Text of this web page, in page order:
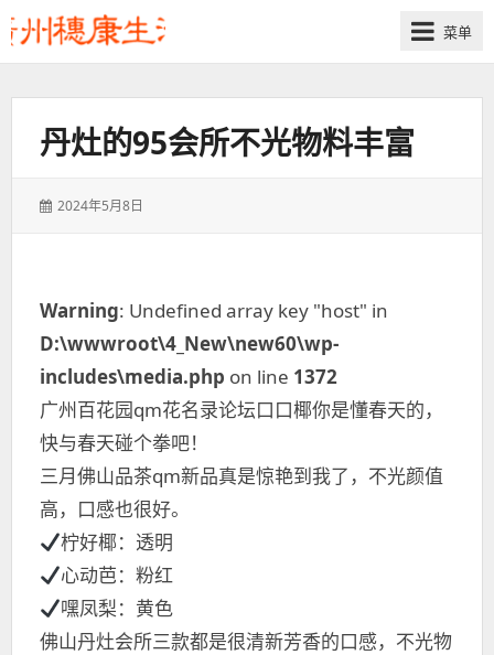
菜单
丹灶的95会所不光物料丰富
发
2024年5月8日
Warning: Undefined array key "host" in
D:\wwwroot\4_New\new60\wp-
includes\media.php on line 1372
广州百花园qm花名录论坛口口椰你是懂春天的，
快与春天碰个拳吧！
三月佛山品茶qm新品真是惊艳到我了，不光颜值
高，口感也很好。
柠好椰：透明
心动芭：粉红
嘿凤梨：黄色
佛山丹灶会所三款都是很清新芳香的口感，不光物